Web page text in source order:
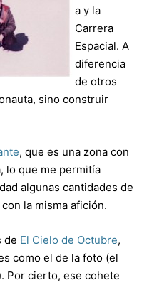
a y la
Carrera
Espacial. A
diferencia
de otros
sino construir
, que es una zona con
lo que me permitía
algunas cantidades de
la misma afición.
de El Cielo de Octubre,
como el de la foto (el
Por cierto, ese cohete